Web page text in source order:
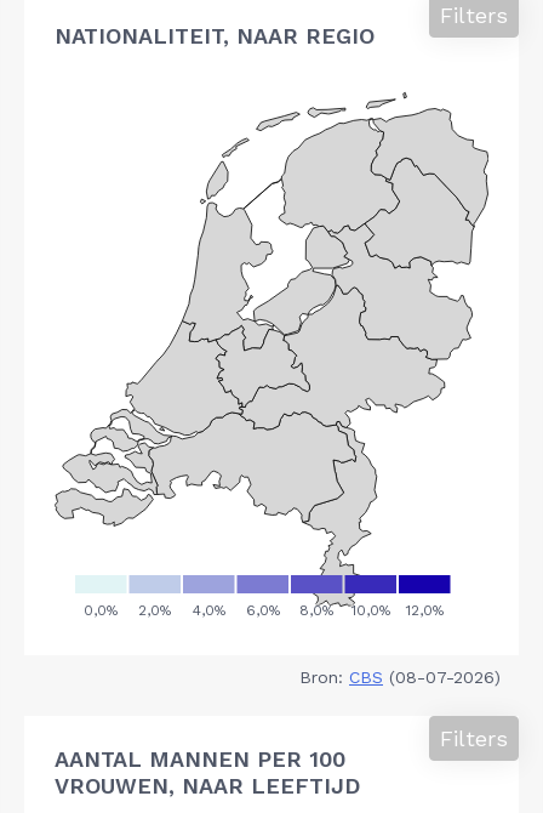
NATIONALITEIT, NAAR REGIO
Filters
Bron: CBS (08-07-2026)
AANTAL MANNEN PER 100
VROUWEN, NAAR LEEFTIJD
Filters